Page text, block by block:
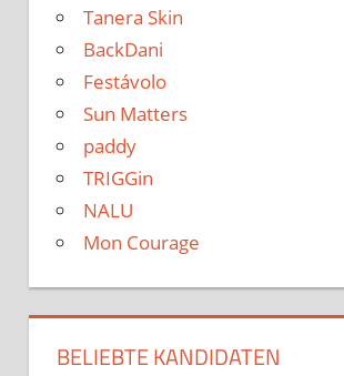
Tanera Skin
BackDani
Festávolo
Sun Matters
paddy
TRIGGin
NALU
Mon Courage
BELIEBTE KANDIDATEN